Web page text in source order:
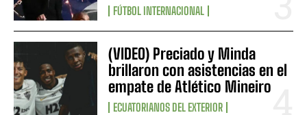
FÚTBOL INTERNACIONAL
(VIDEO) Preciado y Minda
brillaron con asistencias en el
empate de Atlético Mineiro
ECUATORIANOS DEL EXTERIOR